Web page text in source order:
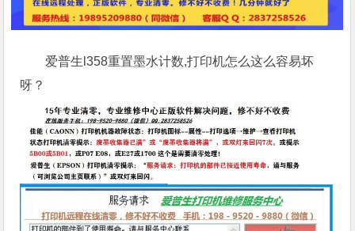
爱普生l358重置墨水计数,打印机怎么这么容易坏
呀？